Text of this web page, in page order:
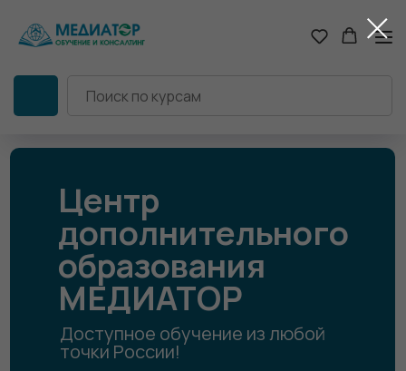
Центр
дополнительного
образования
МЕДИАТОР
Доступное обучение из любой
точки России!